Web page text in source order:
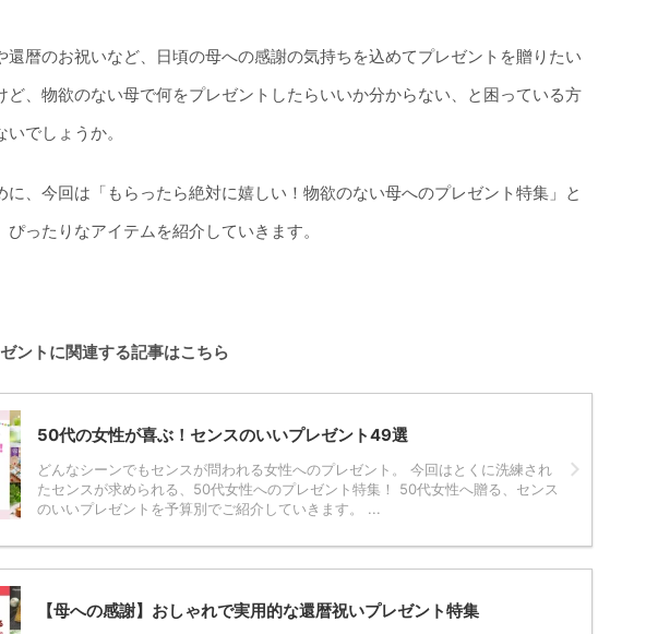
還暦のお祝いなど、日頃の母への感謝の気持ちを込めてプレゼントを贈りたい
ど、物欲のない母で何をプレゼントしたらいいか分からない、と困っている方
でしょうか。
に、今回は「もらったら絶対に嬉しい！物欲のない母へのプレゼント特集」と
ぴったりなアイテムを紹介していきます。
ントに関連する記事はこちら
50代の女性が喜ぶ！センスのいいプレゼント49選
どんなシーンでもセンスが問われる女性へのプレゼント。 今回はとくに洗練され
たセンスが求められる、50代女性へのプレゼント特集！ 50代女性へ贈る、センス
のいいプレゼントを予算別でご紹介していきます。 ...
【母への感謝】おしゃれで実用的な還暦祝いプレゼント特集